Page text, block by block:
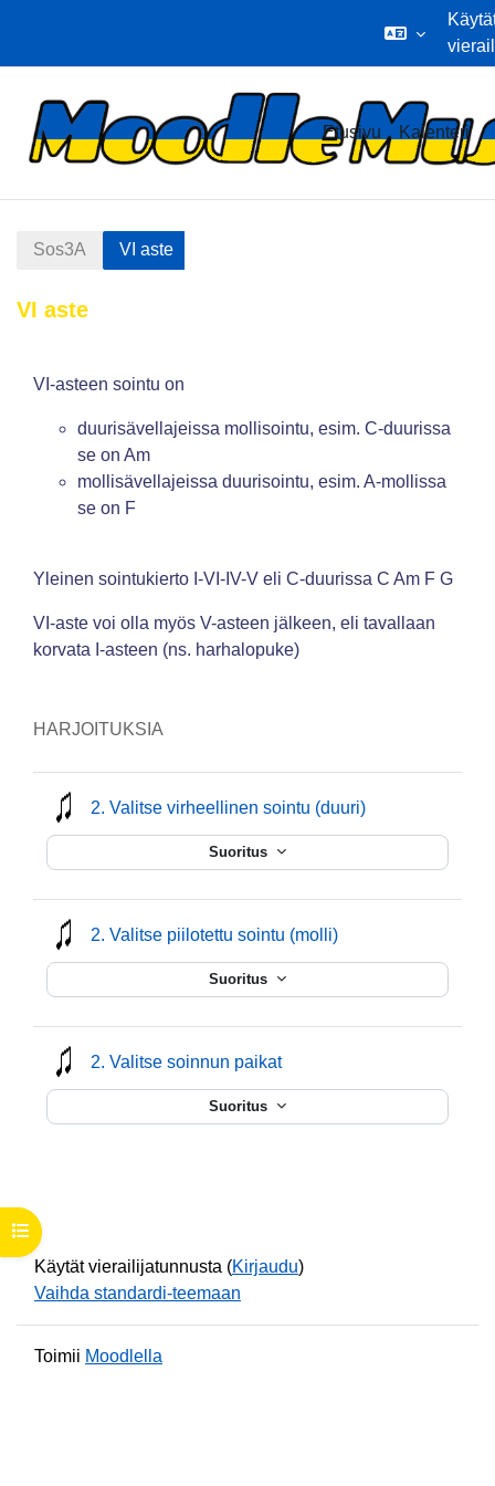
Etusivu Kalenteri
Avaa kurssisisältö
Sos3A VI aste
VI aste
Osion ääriviiva
VI-asteen sointu on
duurisävellajeissa mollisointu, esim. C-duurissa
se on Am
mollisävellajeissa duurisointu, esim. A-mollissa
se on F
Yleinen sointukierto I-VI-IV-V eli C-duurissa C Am F G
VI-aste voi olla myös V-asteen jälkeen, eli tavallaan
korvata I-asteen (ns. harhalopuke)
HARJOITUKSIA
2. Valitse virheellinen sointu (duuri)mmusic
Suoritus
2. Valitse piilotettu sointu (molli)mmusic
Suoritus
2. Valitse soinnun paikatmmusic
Suoritus
Käytät vierailijatunnusta (Kirjaudu)
Vaihda standardi-teemaan
Toimii Moodlella